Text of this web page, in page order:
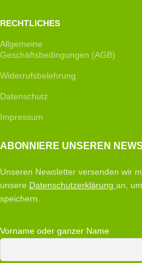
RECHTLICHES
Allgemeine
Geschäftsbedingungen (AGB)
Widerrufsbelehrung
Datenschutz
Impressum
ABONNIERE UNSEREN
Unseren Newsletter versenden wir
unsere Datenschutzerklärung an,
speichern.
Vorname oder ganzer Name